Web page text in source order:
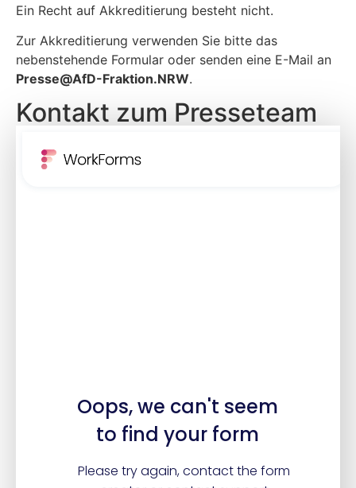
Ein Recht auf Akkreditierung besteht nicht.
Zur Akkreditierung verwenden Sie bitte das
nebenstehende Formular oder senden eine E-Mail an
Presse@AfD-Fraktion.NRW.
Kontakt zum Presseteam